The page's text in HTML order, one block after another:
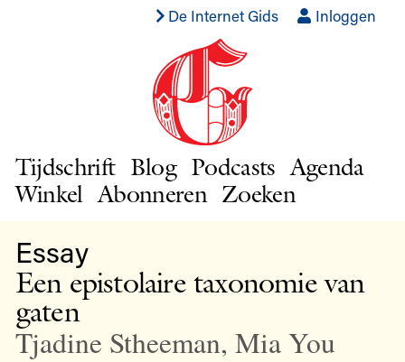
De Internet Gids Inloggen
Tijdschrift Blog Podcasts Agenda
Winkel Abonneren Zoeken
Essay
Een epistolaire taxonomie van
gaten
Tjadine Stheeman, Mia You